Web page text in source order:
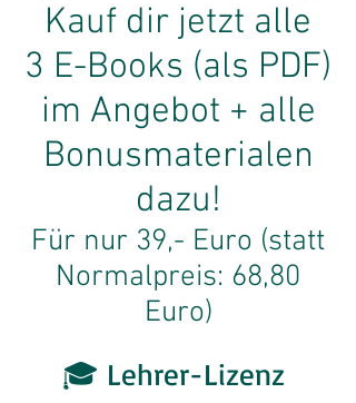
Kauf dir jetzt alle
3 E-Books (als PDF)
im Angebot + alle
Bonusmaterialen
dazu!
Für nur 39,- Euro (statt
Normalpreis: 68,80
Euro)
🎓 Lehrer-Lizenz